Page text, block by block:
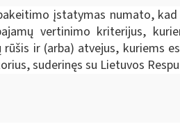
įstatymas numato,
vertinimo kriterijus,
rūšis ir (arba) atvejus, kuriems
suderinęs su Lietuvos